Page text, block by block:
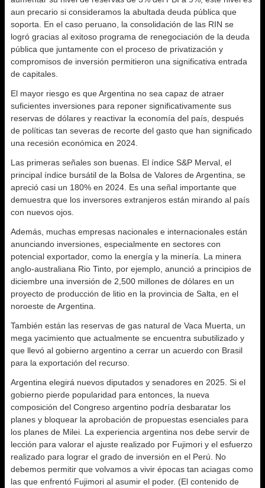
aun precario si consideramos la abultada deuda pública que
soporta. En el caso peruano, la consolidación de las RIN se
logró gracias al exitoso programa de renegociación de la deuda
pública que juntamente con el proceso de privatización y
compromisos de inversión permitieron una significativa entrada
de capitales.
El mayor riesgo es que Argentina no sea capaz de atraer
suficientes inversiones para reponer significativamente sus
reservas de dólares y reactivar la economía del país, después
de políticas tan severas de recorte del gasto que han significado
una recesión económica en 2024.
Las primeras señales son buenas. El índice S&P Merval, el
principal índice bursátil de la Bolsa de Valores de Argentina, se
apreció casi un 180% en 2024. Es una señal importante que
demuestra que los inversores extranjeros están mirando al país
con nuevos ojos.
Además, muchas empresas nacionales e internacionales están
anunciando inversiones, especialmente en sectores con
potencial exportador, como la energía y la minería. La minera
anglo-australiana Rio Tinto, por ejemplo, anunció a principios de
diciembre una inversión de 2,500 millones de dólares en un
proyecto de producción de litio en la provincia de Salta, en el
noroeste de Argentina.
También están las reservas de gas natural de Vaca Muerta, un
mega yacimiento que actualmente se encuentra subutilizado y
que llevó al gobierno argentino a cerrar un acuerdo con Brasil
para la exportación del recurso.
Argentina elegirá nuevos diputados y senadores en 2025. Si el
gobierno pierde popularidad para entonces, la nueva
composición del Congreso argentino podría desbaratar los
planes y bloquear la aprobación de propuestas esenciales para
los planes de Milei. La experiencia argentina nos debe servir de
lección para valorar el ajuste realizado por Fujimori y el esfuerzo
realizado para lograr el grado de inversión en el Perú. No
debemos permitir que volvamos a vivir épocas tan aciagas como
las que enfrentó Fujimori al asumir el poder. (El contenido de